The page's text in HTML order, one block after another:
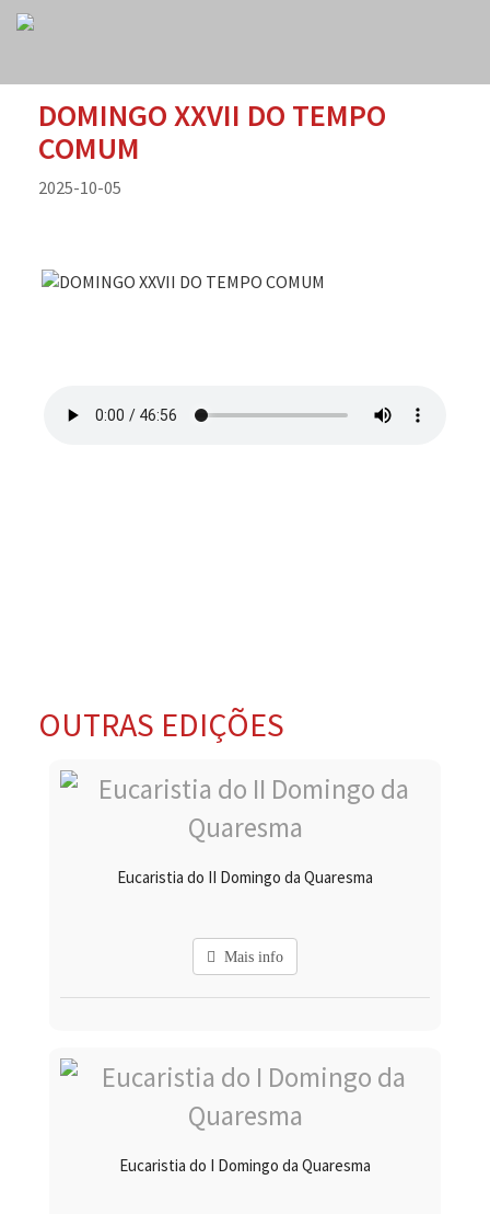
DOMINGO XXVII DO TEMPO
COMUM
2025-10-05
OUTRAS EDIÇÕES
Eucaristia do II Domingo da Quaresma
Mais info
Eucaristia do I Domingo da Quaresma